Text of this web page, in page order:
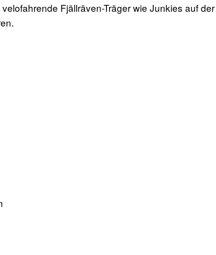
Fjällräven-Träger wie Junkies auf der